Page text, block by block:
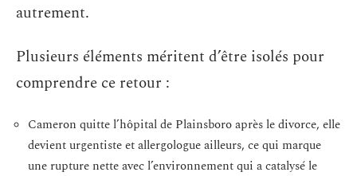
autrement.
Plusieurs éléments méritent d’être isolés pour
comprendre ce retour :
Cameron quitte l’hôpital de Plainsboro après le divorce, elle
devient urgentiste et allergologue ailleurs, ce qui marque
une rupture nette avec l’environnement qui a catalysé le